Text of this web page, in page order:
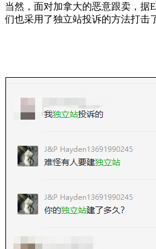
当然，面对加拿大的恶意跟卖，据
们也采用了独立站投诉的方法打击